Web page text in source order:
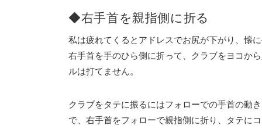
◆右手首を親指側に折る
私は疲れてくるとアドレスでお尻が下がり、懐
右手首を手のひら側に折って、クラブをヨコか
ルは打てません。
クラブをタテに振るにはフォローでの手首の動
で、右手首をフォローで親指側に折り、タテに